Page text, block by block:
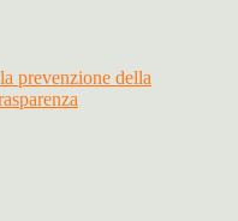
prevenzione della